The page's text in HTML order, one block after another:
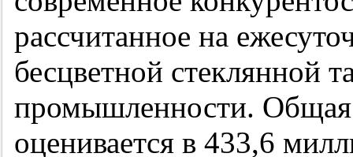
рассчитанное на
бесцветной стеклянной
промышленности. Общая
оценивается в 433,6